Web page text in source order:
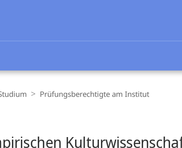
Prüfungs­berechtigte am Institut